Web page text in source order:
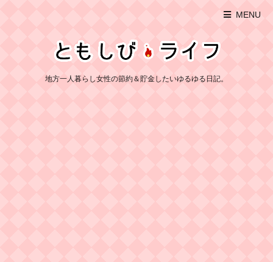
MENU
地方一人暮らし女性の節約＆貯金したいゆるゆる日記。